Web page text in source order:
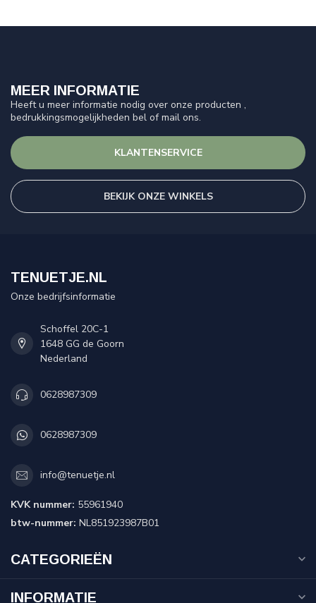
MEER INFORMATIE
Heeft u meer informatie nodig over onze producten ,
bedrukkingsmogelijkheden bel of mail ons.
KLANTENSERVICE
BEKIJK ONZE WINKELS
TENUETJE.NL
Onze bedrijfsinformatie
Schoffel 20C-1
1648 GG de Goorn
Nederland
0628987309
0628987309
info@tenuetje.nl
KVK nummer: 55961940
btw-nummer: NL851923987B01
CATEGORIEËN
INFORMATIE